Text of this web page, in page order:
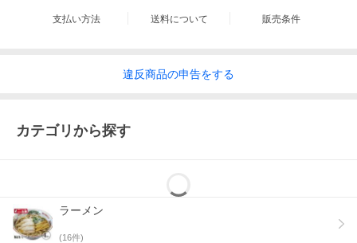
支払い方法 送料について 販売条件
違反商品の申告をする
カテゴリから探す
ラーメン
(16件)